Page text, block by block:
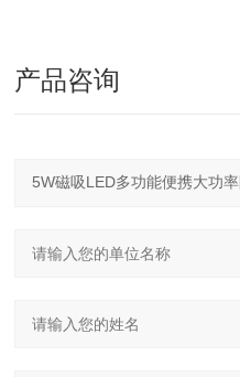
产品咨询